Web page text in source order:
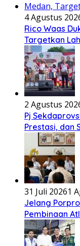
4 Agustus
Rico Waas
Targetkan
2 Agustus
Pj
Prestasi, dan
31 Juli 20261
Jelang
Pembinaan